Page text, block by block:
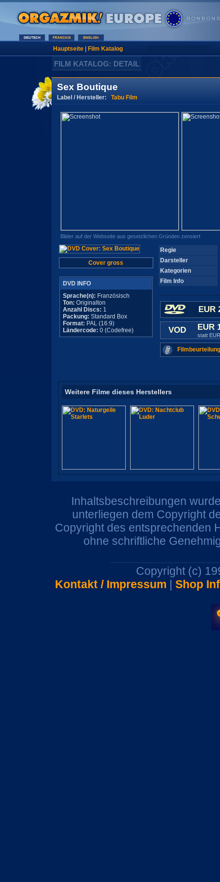
Hauptseite| Film Katalog
FILM KATALOG: DETAIL
Sex Boutique
Label / Hersteller: Tabu Film
Bilder auf der Webseite aus gesetzlichen Gründen zensiert
Cover gross
DVD INFO
Sprache(n): Französisch
Ton: Originalton
Anzahl Discs: 1
Packung: Standard Box
Format: PAL (16:9)
Ländercode: 0 (Codefree)
Regie
Darsteller
Kategorien
Film Info
EUR
VOD EUR
statt
Weitere Filme dieses Herstellers
Inhaltsbeschreibungen
unterliegen dem Copyright
Copyright des entsprechenden
ohne schriftliche
Copyright (c)
Kontakt / Impressum | Shop